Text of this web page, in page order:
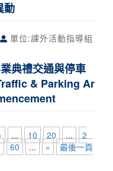
動
單位:課外活動指導組
典禮交通與停車
& Parking Ar
... 10 20 ...
2
60 ... »
最後一頁